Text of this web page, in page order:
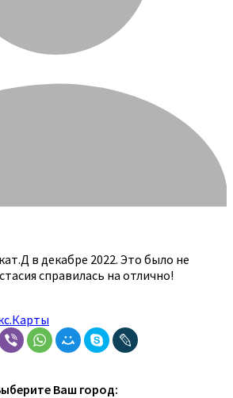
в декабре 2022. Это было не
справилась на отлично!
Ваш город: